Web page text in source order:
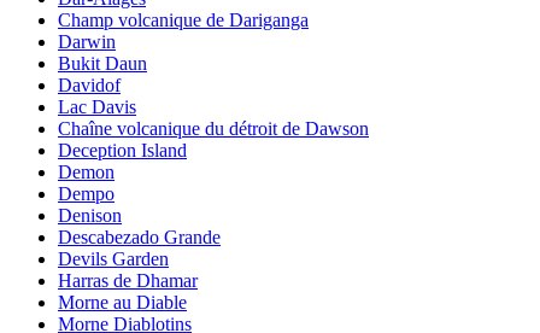
Champ volcanique de Dariganga
Darwin
Bukit Daun
Davidof
Lac Davis
Chaîne volcanique du détroit de Dawson
Deception Island
Demon
Dempo
Denison
Descabezado Grande
Devils Garden
Harras de Dhamar
Morne au Diable
Morne Diablotins